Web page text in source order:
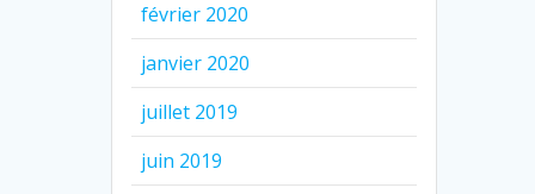
février 2020
janvier 2020
juillet 2019
juin 2019